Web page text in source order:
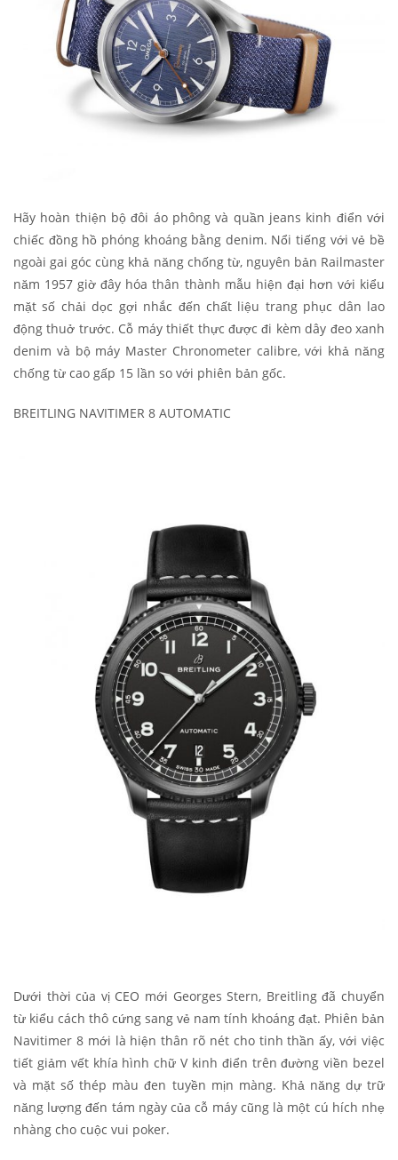
Hãy hoàn thiện bộ đôi áo phông và quần jeans kinh điển với
chiếc đồng hồ phóng khoáng bằng denim. Nổi tiếng với vẻ bề
ngoài gai góc cùng khả năng chống từ, nguyên bản Railmaster
năm 1957 giờ đây hóa thân thành mẫu hiện đại hơn với kiểu
mặt số chải dọc gợi nhắc đến chất liệu trang phục dân lao
động thuở trước. Cỗ máy thiết thực được đi kèm dây đeo xanh
denim và bộ máy Master Chronometer calibre, với khả năng
chống từ cao gấp 15 lần so với phiên bản gốc.
BREITLING NAVITIMER 8 AUTOMATIC
Dưới thời của vị CEO mới Georges Stern, Breitling đã chuyển
từ kiểu cách thô cứng sang vẻ nam tính khoáng đạt. Phiên bản
Navitimer 8 mới là hiện thân rõ nét cho tinh thần ấy, với việc
tiết giảm vết khía hình chữ V kinh điển trên đường viền bezel
và mặt số thép màu đen tuyền mịn màng. Khả năng dự trữ
năng lượng đến tám ngày của cỗ máy cũng là một cú hích nhẹ
nhàng cho cuộc vui poker.